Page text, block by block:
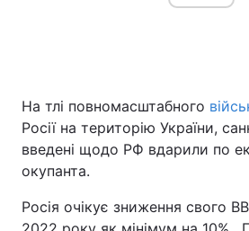
Україна
На тлі повномасштабного
Росії на територію України,
введені щодо РФ вдарили по
окупанта.
Росія очікує зниження свого